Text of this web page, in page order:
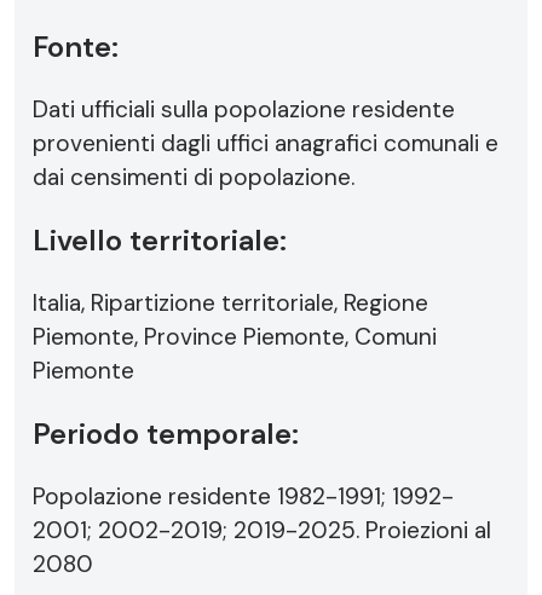
Fonte:
Dati ufficiali sulla popolazione residente
provenienti dagli uffici anagrafici comunali e
dai censimenti di popolazione.
Livello territoriale:
Italia, Ripartizione territoriale, Regione
Piemonte, Province Piemonte, Comuni
Piemonte
Periodo temporale:
Popolazione residente 1982-1991; 1992-
2001; 2002-2019; 2019-2025. Proiezioni al
2080